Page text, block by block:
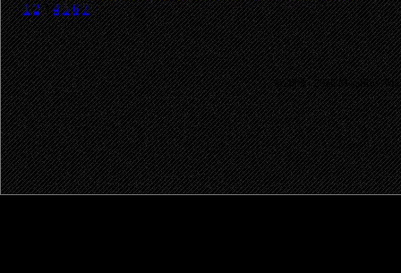
1 2 3 4 5 6 7
© 2003 - 2026 MetalRus.